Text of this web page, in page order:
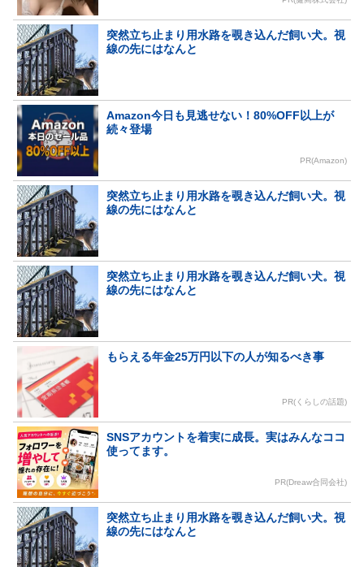
突然立ち止まり用水路を覗き込んだ飼い犬。視
線の先にはなんと
Amazon今日も見逃せない！80%OFF以上が
続々登場
PR(Amazon)
突然立ち止まり用水路を覗き込んだ飼い犬。視
線の先にはなんと
突然立ち止まり用水路を覗き込んだ飼い犬。視
線の先にはなんと
もらえる年金25万円以下の人が知るべき事
PR(くらしの話題)
SNSアカウントを着実に成長。実はみんなココ
使ってます。
PR(Dreaw合同会社)
突然立ち止まり用水路を覗き込んだ飼い犬。視
線の先にはなんと